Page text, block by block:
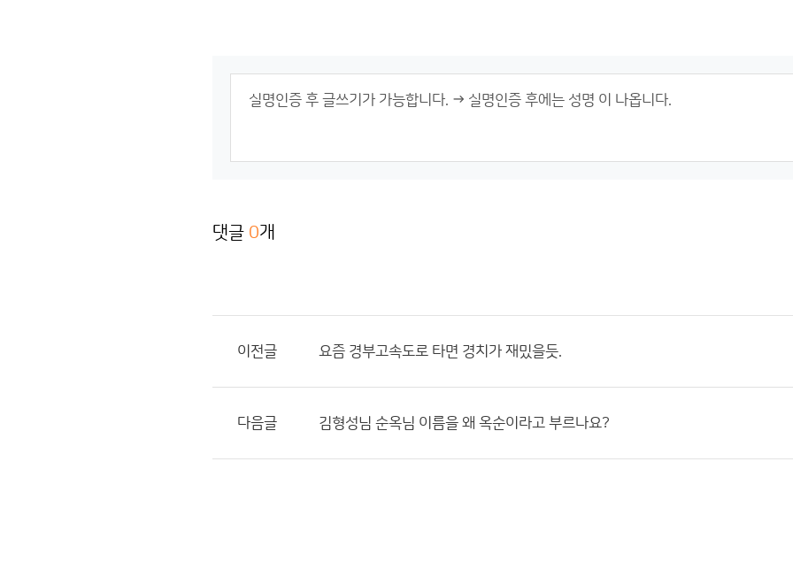
댓글 0개
이전글 요즘 경부고속도로 타면 경치가 재밌을듯.
다음글 김형성님 순옥님 이름을 왜 옥순이라고 부르나요?